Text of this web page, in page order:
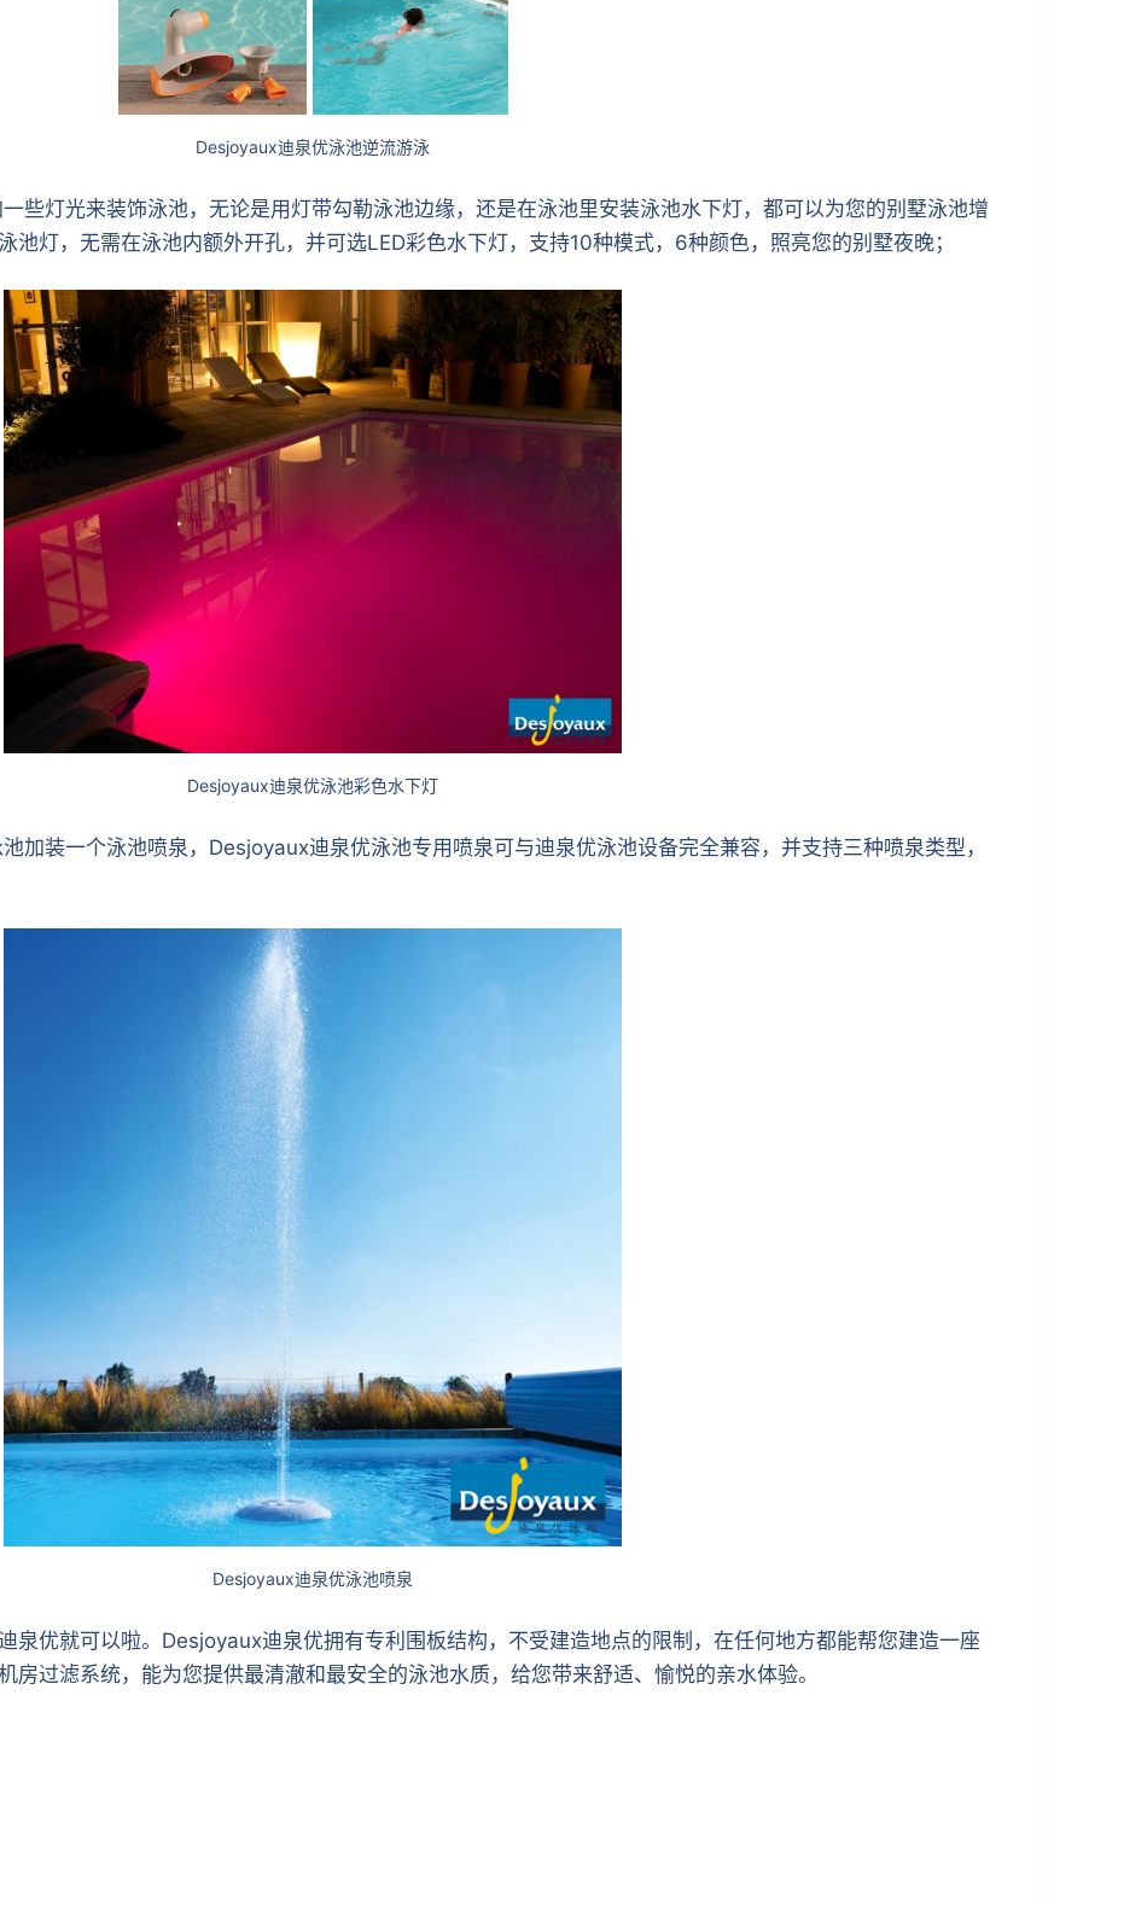
Desjoyaux迪泉优泳池逆流游泳
些灯光来装饰泳池，无论是用灯带勾勒泳池边缘，还是在泳池里安装泳池水下灯，都可以为您的别墅泳池增
灯，无需在泳池内额外开孔，并可选LED彩色水下灯，支持10种模式，6种颜色，照亮您的别墅夜晚；
Desjoyaux迪泉优泳池彩色水下灯
加装一个泳池喷泉，Desjoyaux迪泉优泳池专用喷泉可与迪泉优泳池设备完全兼容，并支持三种喷泉类型，
Desjoyaux迪泉优泳池喷泉
泉优就可以啦。Desjoyaux迪泉优拥有专利围板结构，不受建造地点的限制，在任何地方都能帮您建造一座
过滤系统，能为您提供最清澈和最安全的泳池水质，给您带来舒适、愉悦的亲水体验。